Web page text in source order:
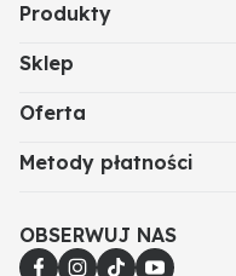
Produkty
Sklep
Oferta
Metody płatności
OBSERWUJ NAS